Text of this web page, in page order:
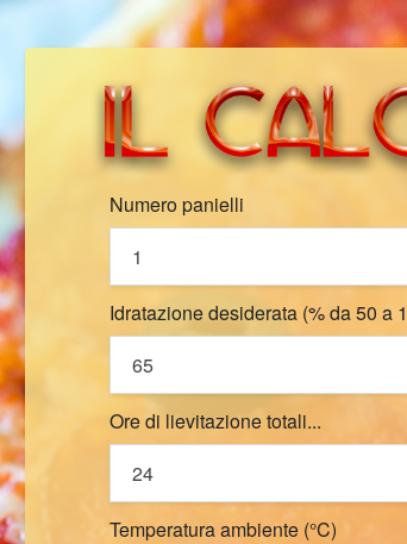
Numero panielli
Idratazione desiderata (% da 50 a
Ore di lievitazione totali...
Temperatura ambiente (°C)